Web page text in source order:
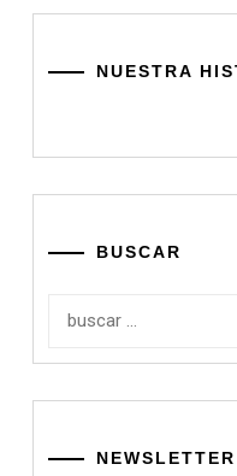
NUESTRA
BUSCAR
NEWSLETTER